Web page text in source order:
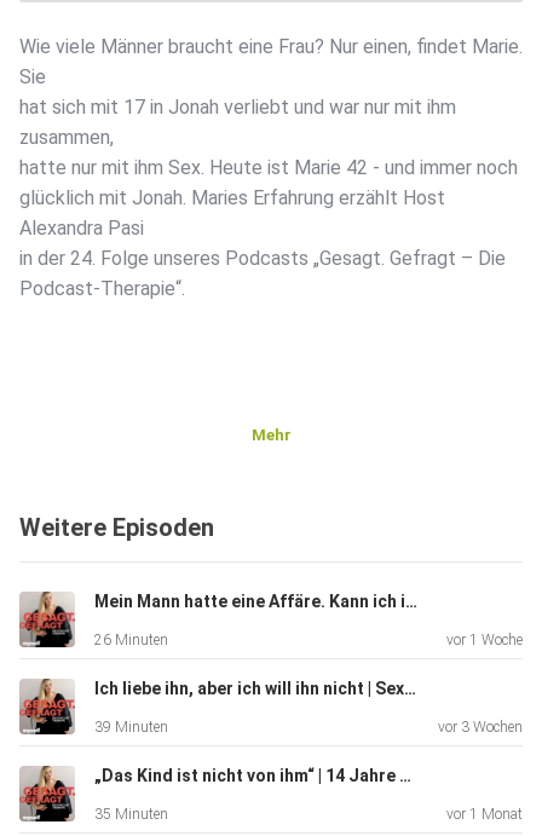
Wie viele Männer braucht eine Frau? Nur einen, findet Marie.
Sie
hat sich mit 17 in Jonah verliebt und war nur mit ihm
zusammen,
hatte nur mit ihm Sex. Heute ist Marie 42 - und immer noch
glücklich mit Jonah. Maries Erfahrung erzählt Host
Alexandra Pasi
in der 24. Folge unseres Podcasts „Gesagt. Gefragt – Die
Podcast-Therapie“.
Mehr
Weitere Episoden
Mein Mann hatte eine Affäre. Kann ich ihm verzeihen? | Paartherapeutin Hannah Gensch
26 Minuten vor 1 Woche
Ich liebe ihn, aber ich will ihn nicht | Sexologin Sonja Ruess
39 Minuten vor 3 Wochen
„Das Kind ist nicht von ihm“ | 14 Jahre Lüge in einer Beziehung – Dr. Sharon Brehm
35 Minuten vor 1 Monat